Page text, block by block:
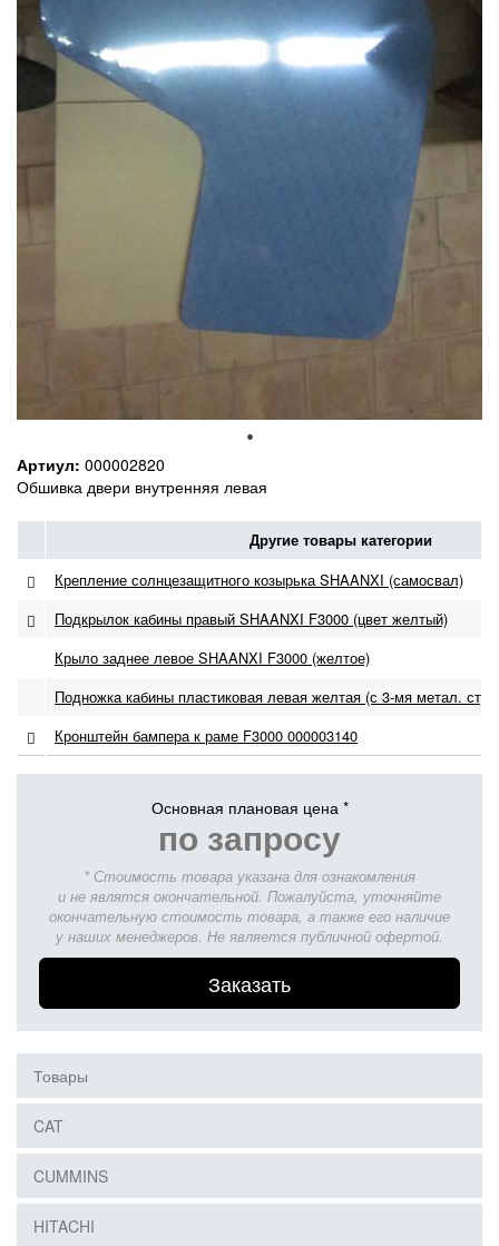
Артиул: 000002820
Обшивка двери внутренняя левая
Другие товары категории
Крепление солнцезащитного козырька SHAANXI (самосвал)
Подкрылок кабины правый SHAANXI F3000 (цвет желтый)
Крыло заднее левое SHAANXI F3000 (желтое)
Подножка кабины пластиковая левая желтая (с 3-мя метал.
Кронштейн бампера к раме F3000 000003140
Основная плановая цена *
по запросу
* Стоимость товара указана для ознакомления
и не являтся окончательной. Пожалуйста, уточняйте
окончательную стоимость товара, а также его наличие
у наших менеджеров. Не является публичной офертой.
Заказать
Товары
CAT
CUMMINS
HITACHI